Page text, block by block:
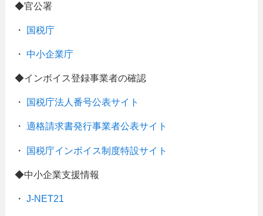
◆官公署
・ 国税庁
・ 中小企業庁
◆インボイス登録事業者の確認
・ 国税庁法人番号公表サイト
・ 適格請求書発行事業者公表サイト
・ 国税庁インボイス制度特設サイト
◆中小企業支援情報
・ J-NET21